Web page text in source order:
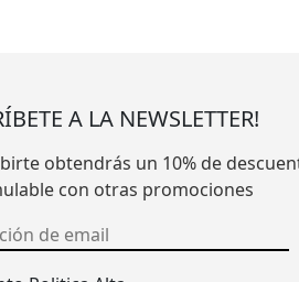
A LA NEWSLETTER!
obtendrás un 10% de
con otras promociones